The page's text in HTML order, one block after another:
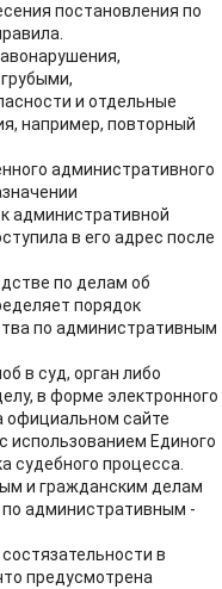
постановления по
и отдельные
например, повторный
административного
административной
в его адрес после
по делам об
порядок
по административным
в суд, орган либо
в форме электронного
официальном сайте
использованием Единого
судебного процесса.
и гражданским делам
административным -
в
предусмотрена